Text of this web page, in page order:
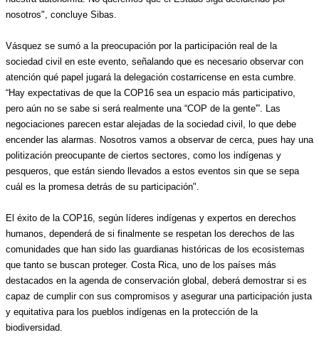
nosotros", concluye Sibas.
Vásquez se sumó a la preocupación por la participación real de la
sociedad civil en este evento, señalando que es necesario observar con
atención qué papel jugará la delegación costarricense en esta cumbre.
“Hay expectativas de que la COP16 sea un espacio más participativo,
pero aún no se sabe si será realmente una “COP de la gente'”. Las
negociaciones parecen estar alejadas de la sociedad civil, lo que debe
encender las alarmas. Nosotros vamos a observar de cerca, pues hay una
politización preocupante de ciertos sectores, como los indígenas y
pesqueros, que están siendo llevados a estos eventos sin que se sepa
cuál es la promesa detrás de su participación".
El éxito de la COP16, según líderes indígenas y expertos en derechos
humanos, dependerá de si finalmente se respetan los derechos de las
comunidades que han sido las guardianas históricas de los ecosistemas
que tanto se buscan proteger. Costa Rica, uno de los países más
destacados en la agenda de conservación global, deberá demostrar si es
capaz de cumplir con sus compromisos y asegurar una participación justa
y equitativa para los pueblos indígenas en la protección de la
biodiversidad.